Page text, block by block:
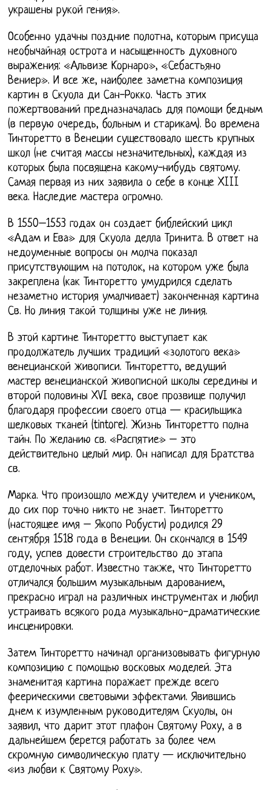
украшены рукой гения».
Особенно удачны поздние полотна, которым присуща
необычайная острота и насыщенность духовного
выражения: «Альвизе Корнаро», «Себастьяно
Вениер». И все же, наиболее заметна композиция
картин в Скуола ди Сан-Рокко. Часть этих
пожертвований предназначалась для помощи бедным
(в первую очередь, больным и старикам). Во времена
Тинторетто в Венеции существовало шесть крупных
школ (не считая массы незначительных), каждая из
которых была посвящена какому-нибудь святому.
Самая первая из них заявила о себе в конце XIII
века. Наследие мастера огромно.
В 1550–1553 годах он создает библейский цикл
«Адам и Ева» для Скуола делла Тринита. В ответ на
недоуменные вопросы он молча показал
присутствующим на потолок, на котором уже была
закреплена (как Тинторетто умудрился сделать
незаметно история умалчивает) законченная картина
Св. Но линия такой толщины уже не линия.
В этой картине Тинторетто выступает как
продолжатель лучших традиций «золотого века»
венецианской живописи. Тинторетто, ведущий
мастер венецианской живописной школы середины и
второй половины XVI века, свое прозвище получил
благодаря профессии своего отца — красильщика
шелковых тканей (tintore). Жизнь Тинторетто полна
тайн. По желанию св. «Распятие» – это
действительно целый мир. Он написал для Братства
св.
Марка. Что произошло между учителем и учеником,
до сих пор точно никто не знает. Тинторетто
(настоящее имя – Якопо Робусти) родился 29
сентября 1518 года в Венеции. Он скончался в 1549
году, успев довести строительство до этапа
отделочных работ. Известно также, что Тинторетто
отличался большим музыкальным дарованием,
прекрасно играл на различных инструментах и любил
устраивать всякого рода музыкально-драматические
инсценировки.
Затем Тинторетто начинал организовывать фигурную
композицию с помощью восковых моделей. Эта
знаменитая картина поражает прежде всего
феерическими световыми эффектами. Явившись
днем к изумленным руководителям Скуолы, он
заявил, что дарит этот плафон Святому Роху, а в
дальнейшем берется работать за более чем
скромную символическую плату — исключительно
«из любви к Святому Роху».